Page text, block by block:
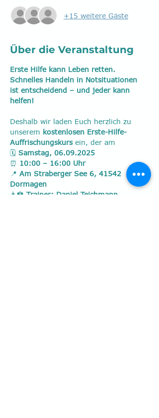
+15 weitere Gäste
Über die Veranstaltung
Erste Hilfe kann Leben retten.
Schnelles Handeln in Notsituationen
ist entscheidend – und jeder kann
helfen!
Deshalb wir laden Euch herzlich zu
unserem kostenlosen Erste-Hilfe-
Auffrischungskurs ein, der am
🗓️ Samstag, 06.09.2025
⏰ 10:00 – 16:00 Uhr
📍 Am Straberger See 6, 41542
Dormagen
👨‍🏫 Trainer: Daniel Teichmann,